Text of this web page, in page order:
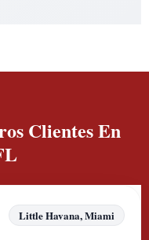
Clientes En
Little Havana, Miami